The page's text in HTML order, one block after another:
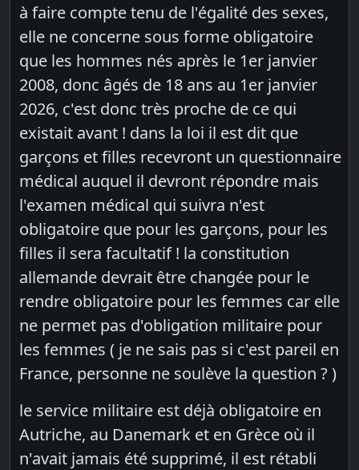
à faire compte tenu de l'égalité des sexes,
elle ne concerne sous forme obligatoire
que les hommes nés après le 1er janvier
2008, donc âgés de 18 ans au 1er janvier
2026, c'est donc très proche de ce qui
existait avant ! dans la loi il est dit que
garçons et filles recevront un questionnaire
médical auquel il devront répondre mais
l'examen médical qui suivra n'est
obligatoire que pour les garçons, pour les
filles il sera facultatif ! la constitution
allemande devrait être changée pour le
rendre obligatoire pour les femmes car elle
ne permet pas d'obligation militaire pour
les femmes ( je ne sais pas si c'est pareil en
France, personne ne soulève la question ? )
le service militaire est déjà obligatoire en
Autriche, au Danemark et en Grèce où il
n'avait jamais été supprimé, il est rétabli